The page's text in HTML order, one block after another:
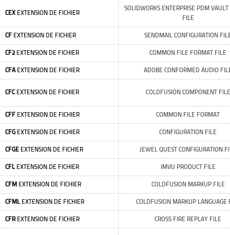
CEXEXTENSION DE FICHIER
SOLIDWORKS ENTERPRISE PDM VAULT
FILE
CF EXTENSION DE FICHIER SENDMAIL CONFIGURATION
CF2EXTENSION DE FICHIER COMMON FILE FORMAT FILE
CFAEXTENSION DE FICHIER ADOBE CONFORMED AUDIO
CFCEXTENSION DE FICHIER COLDFUSION COMPONENT FILE
CFF EXTENSION DE FICHIER COMMON FILE FORMAT
CFG EXTENSION DE FICHIER CONFIGURATION FILE
CFGE EXTENSION DE FICHIER JEWEL QUEST CONFIGURATION
CFLEXTENSION DE FICHIER IMVU PRODUCT FILE
CFM EXTENSION DE FICHIER COLDFUSION MARKUP FILE
CFMLEXTENSION DE FICHIER COLDFUSION MARKUP LANGUAGE
CFREXTENSION DE FICHIER CROSS FIRE REPLAY FILE